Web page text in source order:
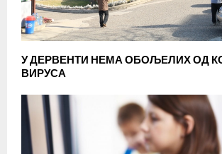
У ДЕРВЕНТИ НЕМА ОБОЉЕЛИХ ОД
ВИРУСА